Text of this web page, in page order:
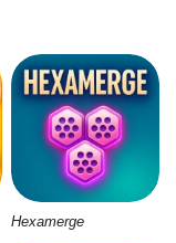
Hexamerge